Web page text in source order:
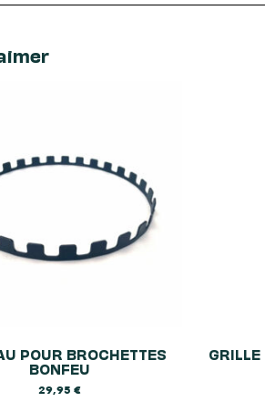
POUR BROCHETTES
BONFEU
29,95 €